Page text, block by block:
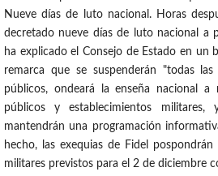
Nueve días de luto nacional. Horas
decretado nueve días de luto nacional a
ha explicado el Consejo de Estado en un
remarca que se suspenderán "todas
públicos, ondeará la enseña nacional
públicos y establecimientos
mantendrán una programación
hecho, las exequias de Fidel
militares previstos para el 2 de diciembre